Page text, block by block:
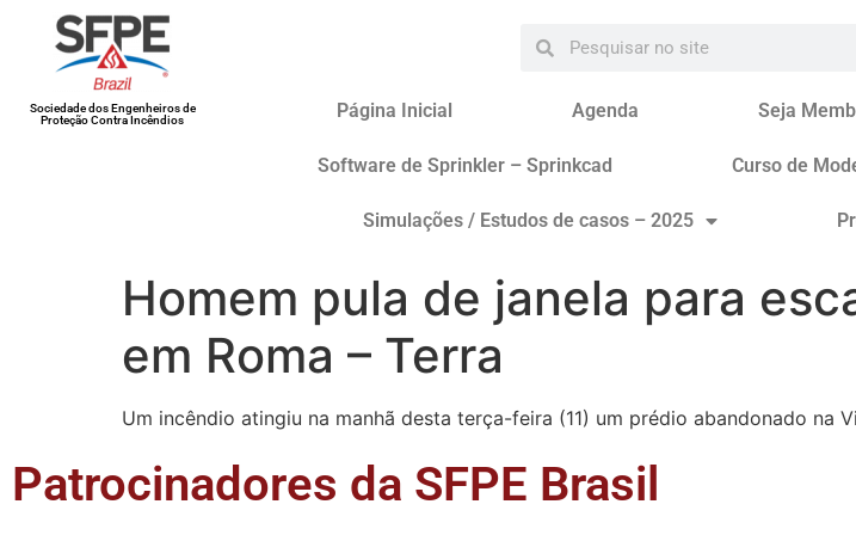
Sociedade dos Engenheiros de
Proteção Contra Incêndios
Página Inicial Agenda Seja
Software de Sprinkler – Sprinkcad Curso de
Simulações / Estudos de casos – 2025
Homem pula de janela para
em Roma – Terra
Um incêndio atingiu na manhã desta terça-feira (11) um prédio abandonado na
Patrocinadores da SFPE Brasil